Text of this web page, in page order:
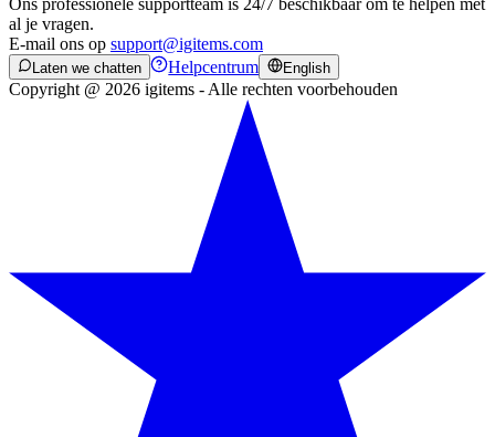
Ons professionele supportteam is 24/7 beschikbaar om te helpen met
al je vragen.
E-mail ons op support@igitems.com
Laten we chatten Helpcentrum English
Copyright @ 2026 igitems - Alle rechten voorbehouden